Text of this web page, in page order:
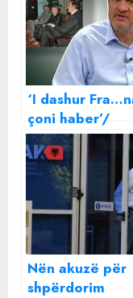
‘I dashur
çoni haber’/
Emaili i
biznesmenit të
sterilizimit Ilir
Rrapaj për
Klodian Rjepaj
Ilir Beqajn!
Nën akuzë për
shpërdorim